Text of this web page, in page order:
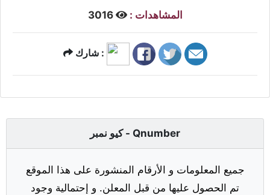
المشاهدات : 3016
شارك :
كيو نمبر - Qnumber
جميع المعلومات و الأرقام المنشورة على هذا الموقع
تم الحصول عليها من قبل المعلن. و إحتمالية وجود